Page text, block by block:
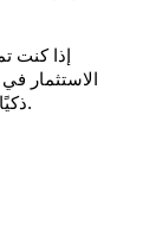
إذا كنت
الاستثمار
ذكيًا لحماية أصولك الورقية والمادية على حد سواء.